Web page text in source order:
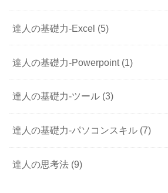
達人の基礎力-Excel (5)
達人の基礎力-Powerpoint (1)
達人の基礎力-ツール (3)
達人の基礎力-パソコンスキル (7)
達人の思考法 (9)